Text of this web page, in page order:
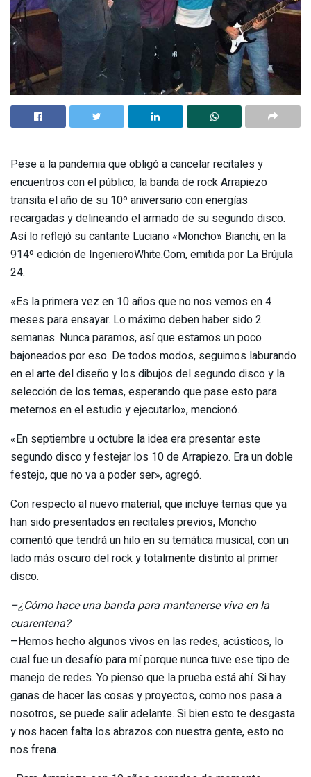
Pese a la pandemia que obligó a cancelar recitales y
encuentros con el público, la banda de rock Arrapiezo
transita el año de su 10º aniversario con energías
recargadas y delineando el armado de su segundo disco.
Así lo reflejó su cantante Luciano «Moncho» Bianchi, en la
914º edición de IngenieroWhite.Com, emitida por La Brújula
24.
«Es la primera vez en 10 años que no nos vemos en 4
meses para ensayar. Lo máximo deben haber sido 2
semanas. Nunca paramos, así que estamos un poco
bajoneados por eso. De todos modos, seguimos laburando
en el arte del diseño y los dibujos del segundo disco y la
selección de los temas, esperando que pase esto para
meternos en el estudio y ejecutarlo», mencionó.
«En septiembre u octubre la idea era presentar este
segundo disco y festejar los 10 de Arrapiezo. Era un doble
festejo, que no va a poder ser», agregó.
Con respecto al nuevo material, que incluye temas que ya
han sido presentados en recitales previos, Moncho
comentó que tendrá un hilo en su temática musical, con un
lado más oscuro del rock y totalmente distinto al primer
disco.
–¿Cómo hace una banda para mantenerse viva en la
cuarentena?
–Hemos hecho algunos vivos en las redes, acústicos, lo
cual fue un desafío para mí porque nunca tuve ese tipo de
manejo de redes. Yo pienso que la prueba está ahí. Si hay
ganas de hacer las cosas y proyectos, como nos pasa a
nosotros, se puede salir adelante. Si bien esto te desgasta
y nos hacen falta los abrazos con nuestra gente, esto no
nos frena.